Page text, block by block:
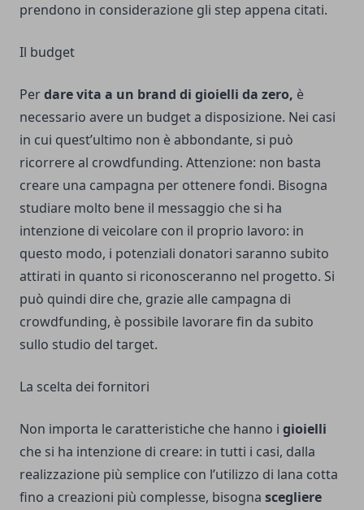
prendono in considerazione gli step appena citati.
Il budget
Perdare vita a un brand di gioielli da zero, è
necessario avere un budget a disposizione. Nei casi
in cui quest’ultimo non è abbondante, si può
ricorrere al crowdfunding. Attenzione: non basta
creare una campagna per ottenere fondi. Bisogna
studiare molto bene il messaggio che si ha
intenzione di veicolare con il proprio lavoro: in
questo modo, i potenziali donatori saranno subito
attirati in quanto si riconosceranno nel progetto. Si
può quindi dire che, grazie alle campagna di
crowdfunding, è possibile lavorare fin da subito
sullo studio del target.
La scelta dei fornitori
Non importa le caratteristiche che hanno i gioielli
che si ha intenzione di creare: in tutti i casi, dalla
realizzazione più semplice con l’utilizzo di lana cotta
fino a creazioni più complesse, bisogna scegliere